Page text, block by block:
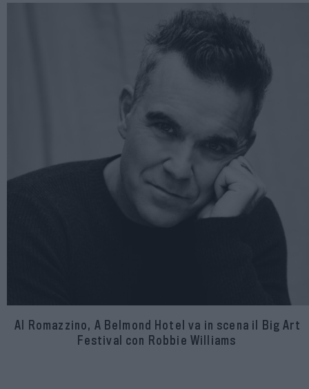
Al Romazzino, A Belmond Hotel va in scena il Big Art
Festival con Robbie Williams